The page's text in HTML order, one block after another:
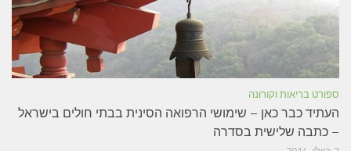
ספורט בריאות וקורונה
העתיד כבר כאן – שימושי הרפואה הסינית בבתי חולים בישראל
– כתבה שלישית בסדרה